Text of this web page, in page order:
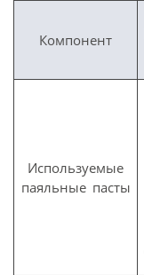
Компонент
Используемые
паяльные пасты